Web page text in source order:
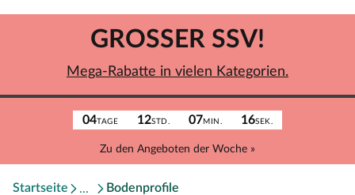
04TAGE 12STD. 07MIN. 16SEK.
Zu den Angeboten der Woche »
GROSSER SSV!
Mega-Rabatte in vielen Kategorien.
Startseite Bodenprofile